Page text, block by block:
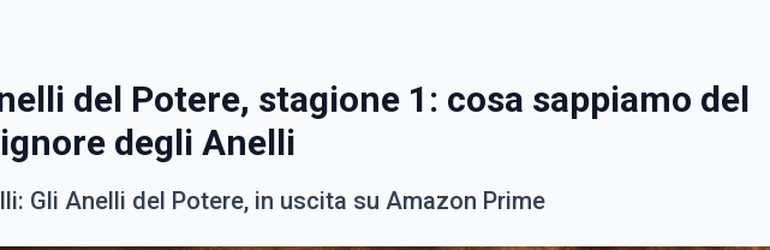
del Potere, stagione 1: cosa sappiamo del
degli Anelli
Gli Anelli del Potere, in uscita su Amazon Prime